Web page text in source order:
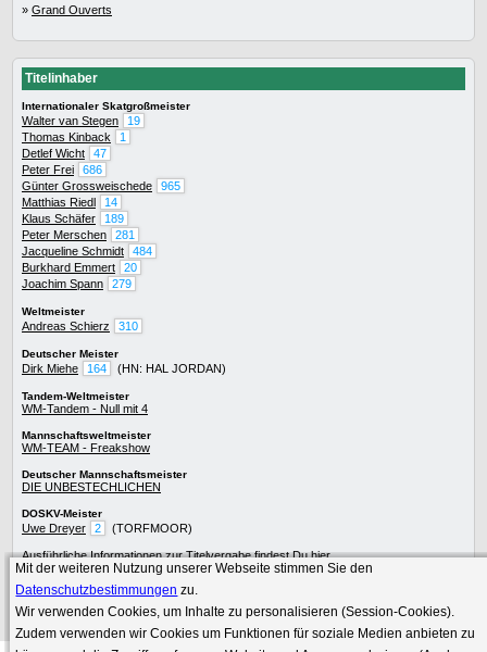
» Grand Ouverts
Titelinhaber
Internationaler Skatgroßmeister
Walter van Stegen
19
Thomas Kinback
1
Detlef Wicht
47
Peter Frei
686
Günter Grossweischede
965
Matthias Riedl
14
Klaus Schäfer
189
Peter Merschen
281
Jacqueline Schmidt
484
Burkhard Emmert
20
Joachim Spann
279
Weltmeister
Andreas Schierz 310
Deutscher Meister
Dirk Miehe 164 (HN: HAL JORDAN)
Tandem-Weltmeister
WM-Tandem - Null mit 4
Mannschaftsweltmeister
WM-TEAM - Freakshow
Deutscher Mannschaftsmeister
DIE UNBESTECHLICHEN
DOSKV-Meister
Uwe Dreyer 2 (TORFMOOR)
Ausführliche Informationen zurTitelvergabefindest Duhier.
Die besten Skatspielerwerden im Skat-Netzwerk präsentiert.
Mit der weiteren Nutzung unserer Webseite stimmen Sie den
Datenschutzbestimmungen zu.
Wir verwenden Cookies, um Inhalte zu personalisieren (Session-Cookies).
Zudem verwenden wir Cookies um Funktionen für soziale Medien anbieten zu